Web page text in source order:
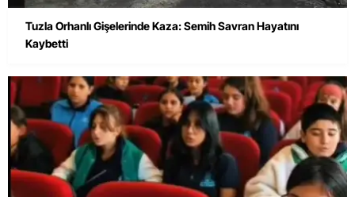
Tuzla Orhanlı Gişelerinde Kaza: Semih Savran Hayatını
Kaybetti